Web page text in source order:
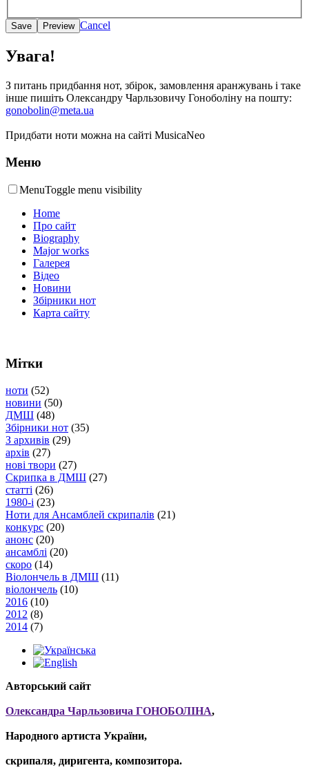
Cancel
Увага!
З питань придбання нот, збірок, замовлення аранжувань і таке
інше пишіть Олександру Чарльзовичу Гоноболіну на пошту:
gonobolin@meta.ua
Придбати ноти можна на сайті MusicaNeo
Меню
MenuToggle menu visibility
Home
Про сайт
Biography
Major works
Галерея
Відео
Новини
Збірники нот
Карта сайту
Мітки
ноти (52)
новини (50)
ДМШ (48)
Збірники нот (35)
З архивів (29)
архів (27)
нові твори (27)
Скрипка в ДМШ (27)
статті (26)
1980-і (23)
Ноти для Ансамблей скрипалів (21)
конкурс (20)
анонс (20)
ансамблі (20)
скоро (14)
Віолончель в ДМШ (11)
віолончель (10)
2016 (10)
2012 (8)
2014 (7)
Авторський сайт
Олександра Чарльзовича ГОНОБОЛІНА,
Народного артиста України,
скрипаля, диригента, композитора.